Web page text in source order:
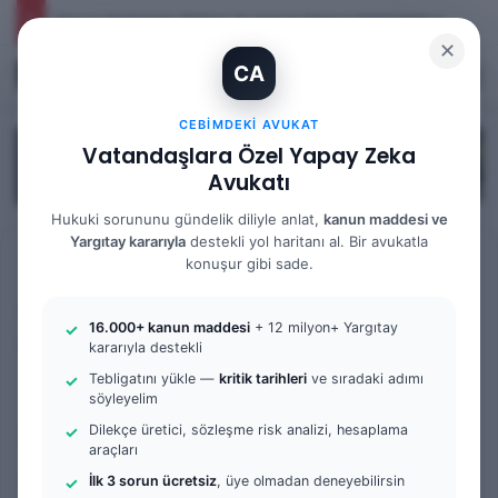
✕
CA
CEBIMDEKI AVUKAT
Vatandaşlara Özel Yapay Zeka
Avukatı
Hukuki sorununu gündelik diliyle anlat, kanun maddesi ve
Yargıtay kararıyla destekli yol haritanı al. Bir avukatla
konuşur gibi sade.
16.000+ kanun maddesi + 12 milyon+ Yargıtay
kararıyla destekli
Tebligatını yükle — kritik tarihleri ve sıradaki adımı
söyleyelim
Dilekçe üretici, sözleşme risk analizi, hesaplama
araçları
İlk 3 sorun ücretsiz, üye olmadan deneyebilirsin
Yargıtay Kararı İncelemesi ve Tanık Beyanları: 9. Hukuk Dairesi 2025/7089 K.
Tüm Yazılar
Örnek Dilekçe & Rehber
Taahhüdü İhlal Suçu Nedir?
| İcra Ceza Mahkemesi ve
Dilekçe Örneğiyle Detaylı